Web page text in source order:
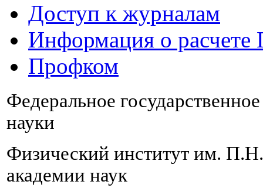
Доступ к журналам
Информация о
Профком
Федеральное
науки
Физический институт им.
академии наук